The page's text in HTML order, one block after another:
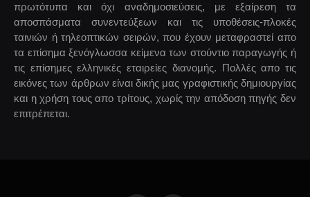
πρωτότυπα και όχι αναδημοσιεύσεις, με εξαίρεση τα
αποσπάσματα συνεντεύξεων και τις υποθέσεις-πλοκές
ταινιών ή τηλεοπτικών σειρών, που έχουν μεταφραστεί απο
τα επίσημα ξενόγλωσσα κείμενα των στούντιο παραγωγής ή
τις επίσημες ελληνικές εταιρείες διανομής. Πολλές απο τις
εικόνες των άρθρων είναι δικής μας γραφιστικής δημιουργίας
και η χρήση τους απο τρίτους, χωρίς την απόδοση πηγής δεν
επιτρέπεται.